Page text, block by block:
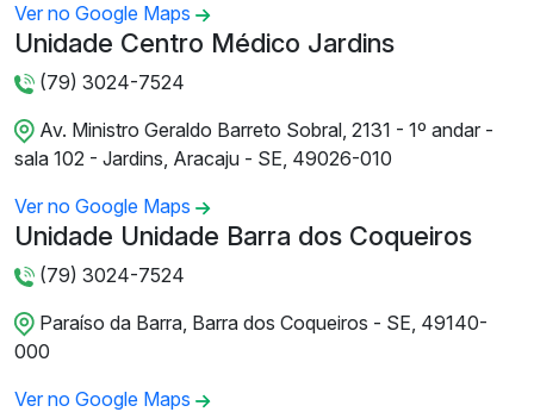
Ver no Google Maps
Unidade Centro Médico Jardins
(79) 3024-7524
Av. Ministro Geraldo Barreto Sobral, 2131 - 1º andar -
sala 102 - Jardins, Aracaju - SE, 49026-010
Ver no Google Maps
Unidade Unidade Barra dos Coqueiros
(79) 3024-7524
Paraíso da Barra, Barra dos Coqueiros - SE, 49140-
000
Ver no Google Maps